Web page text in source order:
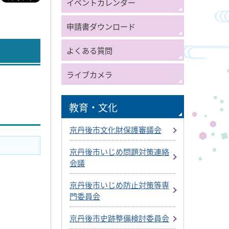
申請書ダウンロード
よくある質問
ライブカメラ
教育・文化
京丹後市文化財保護審議会
京丹後市いじめ問題対策連絡
会議
京丹後市いじめ防止対策等専
門委員会
京丹後市史跡整備検討委員会